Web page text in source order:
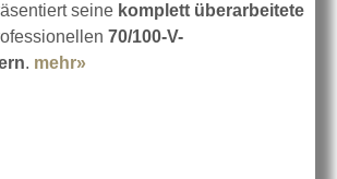
seine komplett überarbeitete
70/100-V-
. mehr»